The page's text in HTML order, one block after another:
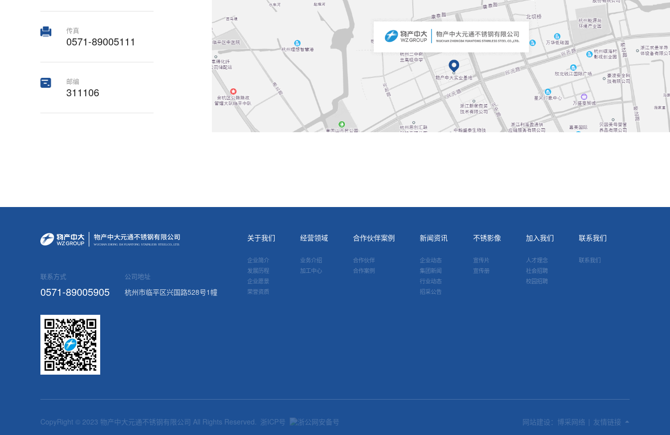
传真
0571-89005111
邮编
311106
WUCHAN ZHONG DAYUANTONG STAINLESS STEELCO.,LTD.
联系方式
0571-89005905
公司地址
杭州市临平区兴国路528号1幢
关于我们
企业简介
发展历程
企业愿景
荣誉资质
经营领域
业务介绍
加工中心
合作伙伴案例
合作伙伴
合作案例
新闻资讯
企业动态
集团新闻
行业动态
招采公告
不锈影像
宣传片
宣传册
加入我们
人才理念
社会招聘
校园招聘
联系我们
联系我们
CopyRight © 2023 物产中大元通不锈钢有限公司 All Rights Reserved. 浙ICP号 浙公网安备号 网站建设：博采网络 | 友情链接